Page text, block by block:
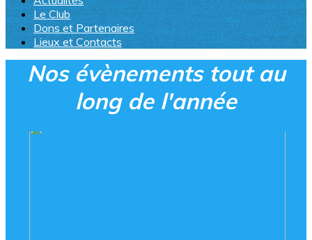
Le Club
Dons et Partenaires
Lieux et Contacts
Nos évènements tout au
long de l'année